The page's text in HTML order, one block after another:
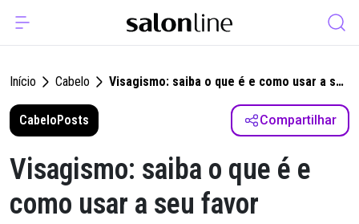
Início Cabelo
Visagismo: saiba o que é e como usar a seu
CabeloPosts Compartilhar
Visagismo: saiba o que é e
como usar a seu favor